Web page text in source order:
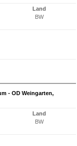
Land
BW
- OD Weingarten,
Land
BW